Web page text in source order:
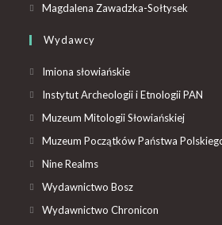
Magdalena Zawadzka-Sołtysek
Wydawcy
Imiona słowiańskie
Instytut Archeologii i Etnologii PAN
Muzeum Mitologii Słowiańskiej
Muzeum Początków Państwa
Nine Realms
Wydawnictwo Bosz
Wydawnictwo Chronicon